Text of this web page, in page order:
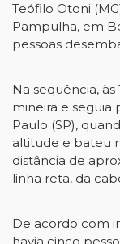
Teófilo Otoni
Pampulha, em
pessoas
Na sequência,
mineira e seguia
Paulo (SP),
altitude e bateu
distância de
linha reta, da
De acordo com